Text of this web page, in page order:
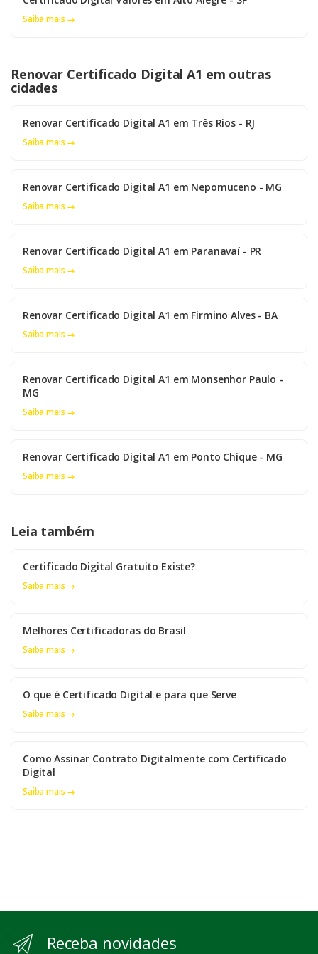
Saiba mais →
Renovar Certificado Digital A1 em outras
cidades
Renovar Certificado Digital A1 em Três Rios - RJ
Saiba mais →
Renovar Certificado Digital A1 em Nepomuceno - MG
Saiba mais →
Renovar Certificado Digital A1 em Paranavaí - PR
Saiba mais →
Renovar Certificado Digital A1 em Firmino Alves - BA
Saiba mais →
Renovar Certificado Digital A1 em Monsenhor Paulo -
MG
Saiba mais →
Renovar Certificado Digital A1 em Ponto Chique - MG
Saiba mais →
Leia também
Certificado Digital Gratuito Existe?
Saiba mais →
Melhores Certificadoras do Brasil
Saiba mais →
O que é Certificado Digital e para que Serve
Saiba mais →
Como Assinar Contrato Digitalmente com Certificado
Digital
Saiba mais →
Receba novidades